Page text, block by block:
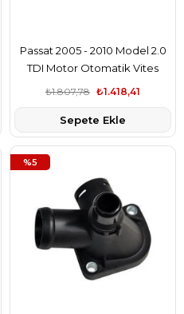
Passat 2005 - 2010 Model 2.0
TDI Motor Otomatik Vites
Şanzıman Yağ Soğutucu Kale
₺1.418,41
₺1.807,78
Sepete Ekle
%5